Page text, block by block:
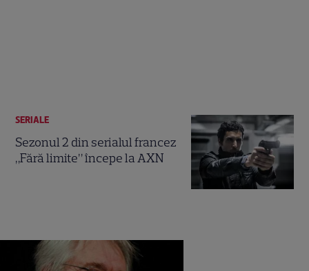
SERIALE
Sezonul 2 din serialul francez
„Fără limite” începe la AXN